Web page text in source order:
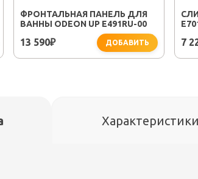
ФРОНТАЛЬНАЯ ПАНЕЛЬ ДЛЯ
ВАННЫ ODEON UP E491RU-00
13 590₽ ДОБАВИТЬ 7
Характеристики